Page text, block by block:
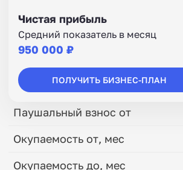
Чистая прибыль
Средний показатель в месяц
950 000 ₽
ПОЛУЧИТЬ БИЗНЕС-ПЛАН
Паушальный взнос от
Окупаемость от, мес
Окупаемость до, мес